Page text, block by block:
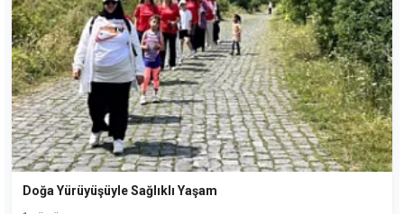
Doğa Yürüyüşüyle Sağlıklı Yaşam